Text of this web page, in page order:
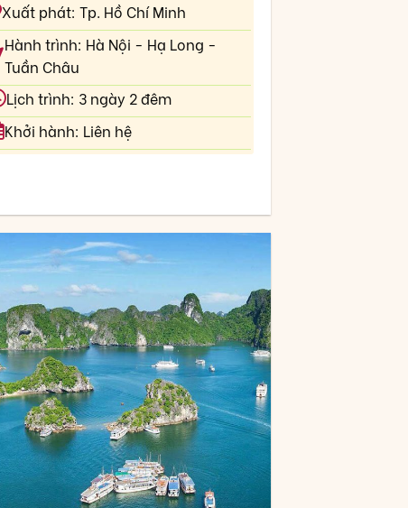
Xuất phát: Tp. Hồ Chí Minh
Hành trình: Hà Nội - Hạ Long -
Tuần Châu
Lịch trình: 3 ngày 2 đêm
Khởi hành: Liên hệ